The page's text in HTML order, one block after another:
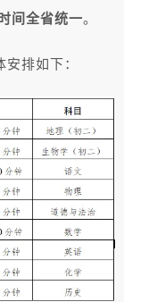
间全省统一。
安排如下：